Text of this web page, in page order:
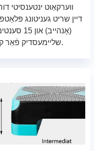
ווערקאַוט ינטענסיטי
שליימעסדיק פֿאַר קיין באַניצער לעוועלס פון אַלע אַגעס.